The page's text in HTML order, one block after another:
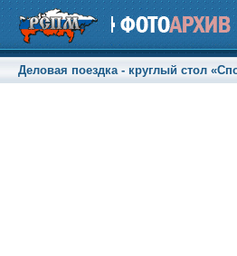
Деловая поездка - круглый стол